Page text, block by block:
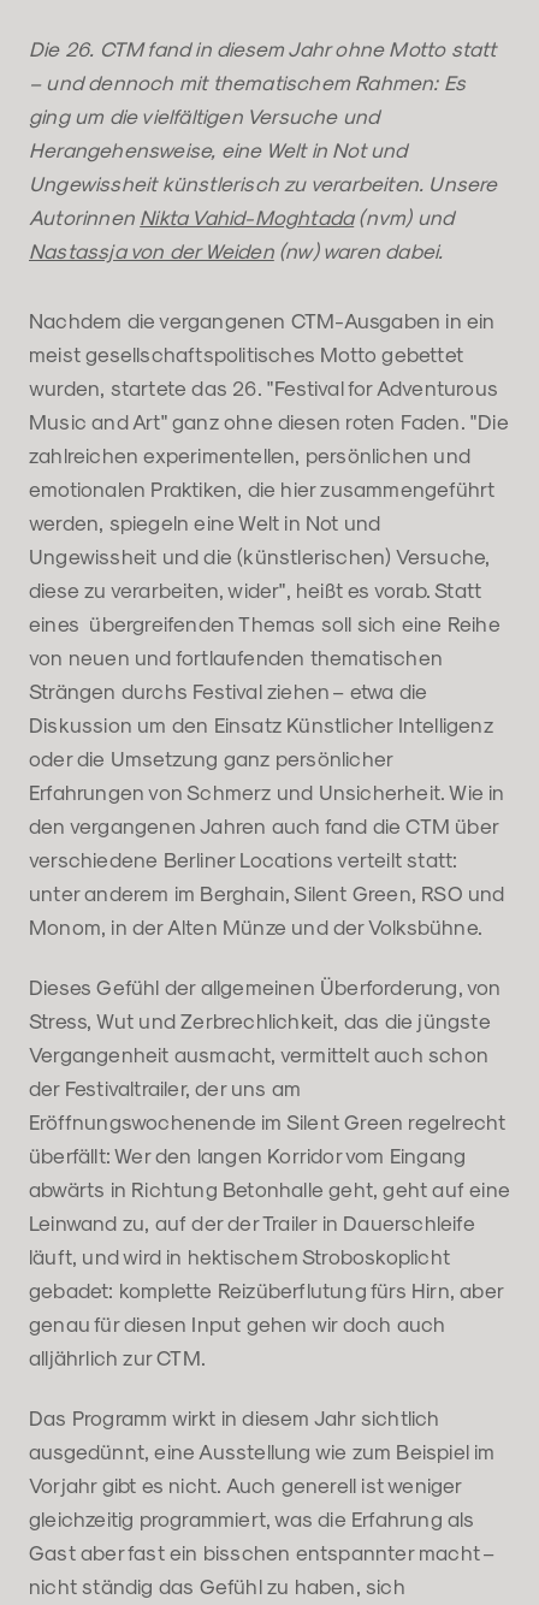
Die 26. CTM fand in diesem Jahr ohne Motto statt
– und dennoch mit thematischem Rahmen: Es
ging um die vielfältigen Versuche und
Herangehensweise, eine Welt in Not und
Ungewissheit künstlerisch zu verarbeiten. Unsere
Autorinnen Nikta Vahid-Moghtada(nvm) und
Nastassja von der Weiden(nw) waren dabei.
Nachdem die vergangenen CTM-Ausgaben in ein
meist gesellschaftspolitisches Motto gebettet
wurden, startete das 26. "Festival for Adventurous
Music and Art" ganz ohne diesen roten Faden. "Die
zahlreichen experimentellen, persönlichen und
emotionalen Praktiken, die hier zusammengeführt
werden, spiegeln eine Welt in Not und
Ungewissheit und die (künstlerischen) Versuche,
diese zu verarbeiten, wider", heißt es vorab. Statt
eines übergreifenden Themas soll sich eine Reihe
von neuen und fortlaufenden thematischen
Strängen durchs Festival ziehen – etwa die
Diskussion um den Einsatz Künstlicher Intelligenz
oder die Umsetzung ganz persönlicher
Erfahrungen von Schmerz und Unsicherheit. Wie in
den vergangenen Jahren auch fand die CTM über
verschiedene Berliner Locations verteilt statt:
unter anderem im Berghain, Silent Green, RSO und
Monom, in der Alten Münze und der Volksbühne.
Dieses Gefühl der allgemeinen Überforderung, von
Stress, Wut und Zerbrechlichkeit, das die jüngste
Vergangenheit ausmacht, vermittelt auch schon
der Festivaltrailer, der uns am
Eröffnungswochenende im Silent Green regelrecht
überfällt: Wer den langen Korridor vom Eingang
abwärts in Richtung Betonhalle geht, geht auf eine
Leinwand zu, auf der der Trailer in Dauerschleife
läuft, und wird in hektischem Stroboskoplicht
gebadet: komplette Reizüberflutung fürs Hirn, aber
genau für diesen Input gehen wir doch auch
alljährlich zur CTM.
Das Programm wirkt in diesem Jahr sichtlich
ausgedünnt, eine Ausstellung wie zum Beispiel im
Vorjahr gibt es nicht. Auch generell ist weniger
gleichzeitig programmiert, was die Erfahrung als
Gast aber fast ein bisschen entspannter macht –
nicht ständig das Gefühl zu haben, sich